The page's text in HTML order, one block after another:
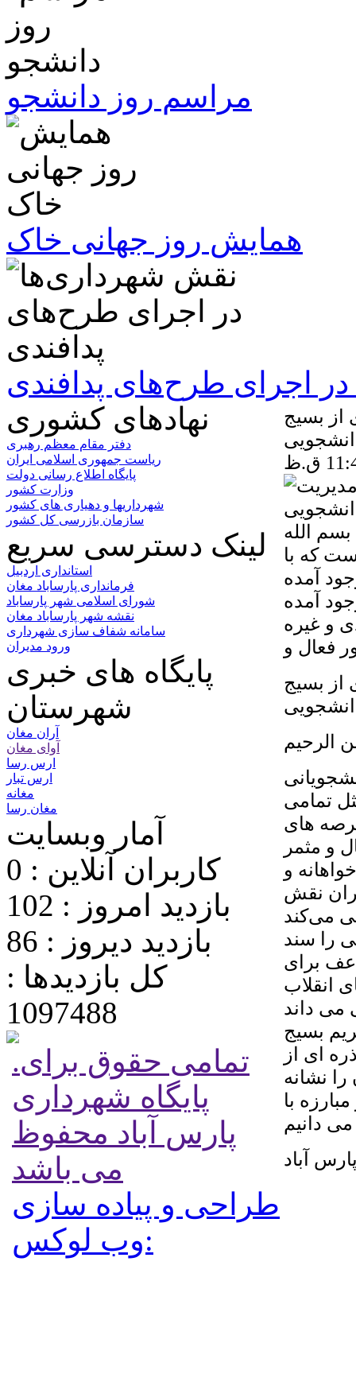
مراسم روز دانشجو
همایش روز جهانی خاک
اجرای طرح‌های پدافندی
از بسیج
الله
که با
آمده
آمده
و غیره
از بسیج
الرحیم
تمامی
های
و مثمر
و
نقش
می‌کند
را سند
برای
انقلاب
می داند
بسیج
ای از
نشانه
با
دانیم
آباد
نهادهای کشوری
دفتر مقام معظم رهبری
ریاست جمهوری اسلامی ایران
پایگاه اطلاع رسانی دولت
وزارت کشور
شهرداریها و دهیاری های کشور
سازمان بازرسی کل کشور
لینک دسترسی سریع
استانداری اردبیل
فرمانداری پارساباد مغان
شورای اسلامی شهر پارساباد
نقشه شهر پارساباد مغان
سامانه شفاف سازی شهرداری
ورود مدیران
پایگاه های خبری
شهرستان
آران مغان
آوای مغان
ارس رسا
ارس تبار
مغانه
مغان رسا
آمار وبسایت
کاربران آنلاین : 0
بازدید امروز : 102
بازدید دیروز : 86
کل بازدیدها :
1097488
.تمامی حقوق برای
پایگاه شهرداری
پارس آباد محفوظ
می باشد
طراحی و پیاده سازی
:وب لوکس